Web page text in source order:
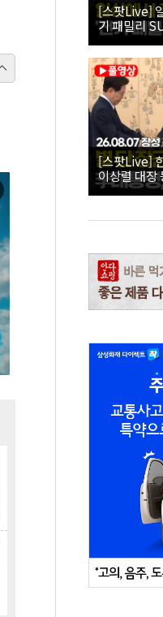
[스팟Live]
기 패밀리
[스팟Live]
이상렬 대장
직접 수여｜